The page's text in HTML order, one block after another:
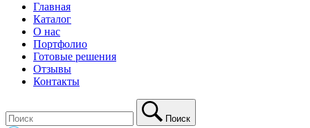
Главная
Каталог
О нас
Портфолио
Готовые решения
Отзывы
Контакты
Поиск